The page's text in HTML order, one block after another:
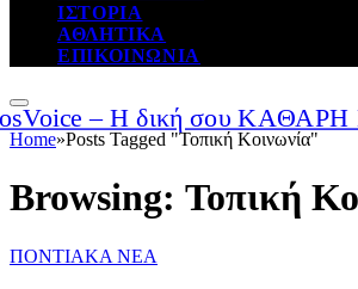
ΙΣΤΟΡΙΑ
ΑΘΛΗΤΙΚΑ
ΕΠΙΚΟΙΝΩΝΙΑ
Home»Posts Tagged "Τοπική Κοινωνία"
Browsing: Τοπική
ΠΟΝΤΙΑΚΑ ΝΕΑ